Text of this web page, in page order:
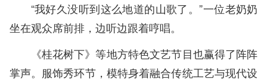
“我好久没听到这么地道的山歌了。”一位老奶奶
坐在观众席前排，边听边跟着哼唱。
《桂花树下》等地方特色文艺节目也赢得了阵阵
掌声。服饰秀环节，模特身着融合传统工艺与现代设